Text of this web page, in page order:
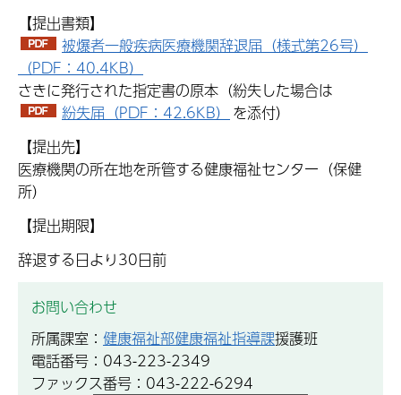
【提出書類】
被爆者一般疾病医療機関辞退届（様式第26号）
（PDF：40.4KB）
さきに発行された指定書の原本（紛失した場合は
紛失届（PDF：42.6KB） を添付）
【提出先】
医療機関の所在地を所管する健康福祉センター（保健
所）
【提出期限】
辞退する日より30日前
お問い合わせ
所属課室： 健康福祉部健康福祉指導課援護班
電話番号：043-223-2349
ファックス番号：043-222-6294